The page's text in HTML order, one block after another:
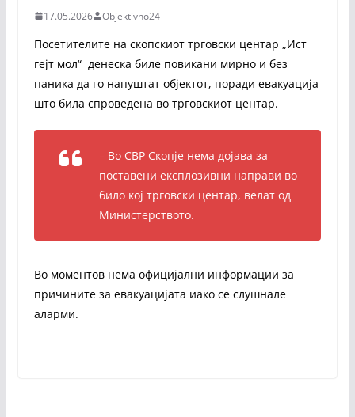
17.05.2026 Objektivno24
Посетителите на скопскиот трговски центар „Ист
гејт мол“ денеска биле повикани мирно и без
паника да го напуштат објектот, поради евакуација
што била спроведена во трговскиот центар.
– Во СВР Скопје нема дојава за
поставени експлозивни направи во
било кој трговски центар, велат од
Министерството.
Во моментов нема официјални информации за
причините за евакуацијата иако се слушнале
аларми.